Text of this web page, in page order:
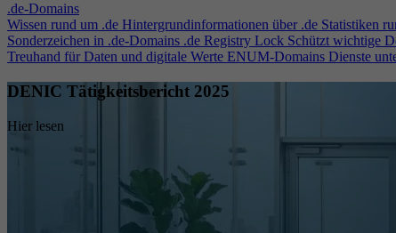
.de-Domains
Wissen rund um .de Hintergrundinformationen über .de Statistiken
Sonderzeichen in .de-Domains .de Registry Lock Schützt wichtige
Treuhand für Daten und digitale Werte ENUM-Domains Dienste
DENIC Tätigkeitsbericht 2025
Hier lesen